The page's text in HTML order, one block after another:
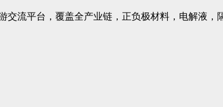
流平台，覆盖全产业链，正负极材料，电解液